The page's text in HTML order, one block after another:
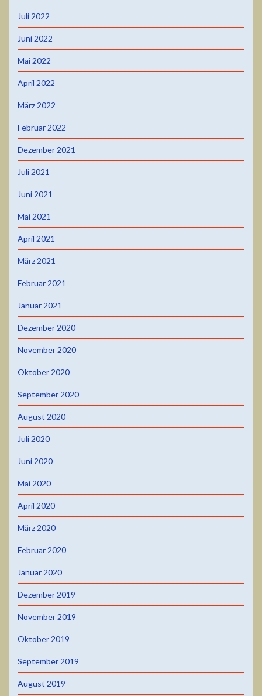
Juli 2022
Juni 2022
Mai 2022
April 2022
März 2022
Februar 2022
Dezember 2021
Juli 2021
Juni 2021
Mai 2021
April 2021
März 2021
Februar 2021
Januar 2021
Dezember 2020
November 2020
Oktober 2020
September 2020
August 2020
Juli 2020
Juni 2020
Mai 2020
April 2020
März 2020
Februar 2020
Januar 2020
Dezember 2019
November 2019
Oktober 2019
September 2019
August 2019